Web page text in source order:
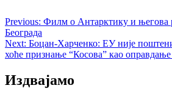
Previous: Филм о Антарктику и његова
Београда
Next: Боцан-Харченко: ЕУ није
хоће признање “Косова” као оправдање
Издвајамо